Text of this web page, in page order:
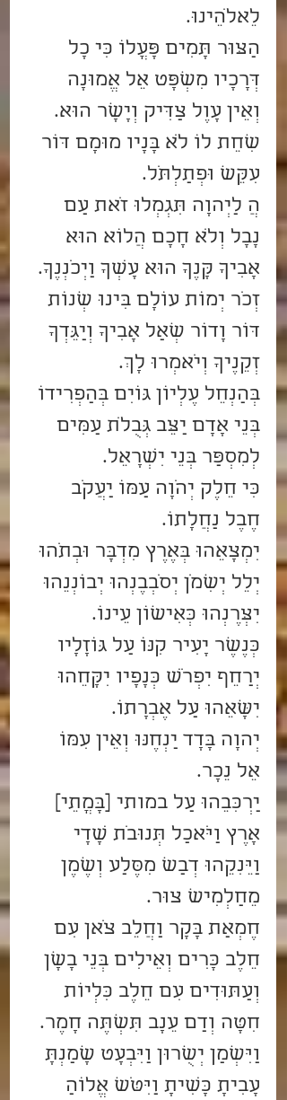
לֵאלֹהֵינוּ.
הַצּוּר תָּמִים פָּעֳלוֹ כִּי כָל
דְּרָכָיו מִשְׁפָּט אֵל אֱמוּנָה
וְאֵין עָוֶל צַדִּיק וְיָשָׁר הוּא.
שִׁחֵת לוֹ לֹא בָּנָיו מוּמָם דּוֹר
עִקֵּשׁ וּפְתַלְתֹּל.
הֲ לַיְהוָה תִּגְמְלוּ זֹאת עַם
נָבָל וְלֹא חָכָם הֲלוֹא הוּא
אָבִיךָ קָּנֶךָ הוּא עָשְׂךָ וַיְכֹנְנֶךָ.
זְכֹר יְמוֹת עוֹלָם בִּינוּ שְׁנוֹת
דּוֹר וָדוֹר שְׁאַל אָבִיךָ וְיַגֵּדְךָ
זְקֵנֶיךָ וְיֹאמְרוּ לָךְ.
בְּהַנְחֵל עֶלְיוֹן גּוֹיִם בְּהַפְרִידוֹ
בְּנֵי אָדָם יַצֵּב גְּבֻלֹת עַמִּים
לְמִסְפַּר בְּנֵי יִשְׂרָאֵל.
כִּי חֵלֶק יְהֹוָה עַמּוֹ יַעֲקֹב
חֶבֶל נַחֲלָתוֹ.
יִמְצָאֵהוּ בְּאֶרֶץ מִדְבָּר וּבְתֹהוּ
יְלֵל יְשִׁמֹן יְסֹבְבֶנְהוּ יְבוֹנְנֵהוּ
יִצְּרֶנְהוּ כְּאִישׁוֹן עֵינוֹ.
כְּנֶשֶׁר יָעִיר קִנּוֹ עַל גּוֹזָלָיו
יְרַחֵף יִפְרֹשׂ כְּנָפָיו יִקָּחֵהוּ
יִשָּׂאֵהוּ עַל אֶבְרָתוֹ.
יְהוָה בָּדָד יַנְחֶנּוּ וְאֵין עִמּוֹ
אֵל נֵכָר.
יַרְכִּבֵהוּ עַל במותי [בָּמֳתֵי]
אָרֶץ וַיֹּאכַל תְּנוּבֹת שָׂדָי
וַיֵּנִקֵהוּ דְבַשׁ מִסֶּלַע וְשֶׁמֶן
מֵחַלְמִישׁ צוּר.
חֶמְאַת בָּקָר וַחֲלֵב צֹאן עִם
חֵלֶב כָּרִים וְאֵילִים בְּנֵי בָשָׁן
וְעַתּוּדִים עִם חֵלֶב כִּלְיוֹת
חִטָּה וְדַם עֵנָב תִּשְׁתֶּה חָמֶר.
וַיִּשְׁמַן יְשֻׁרוּן וַיִּבְעָט שָׁמַנְתָּ
עָבִיתָ כָּשִׂיתָ וַיִּטֹּשׁ אֱלוֹהַ